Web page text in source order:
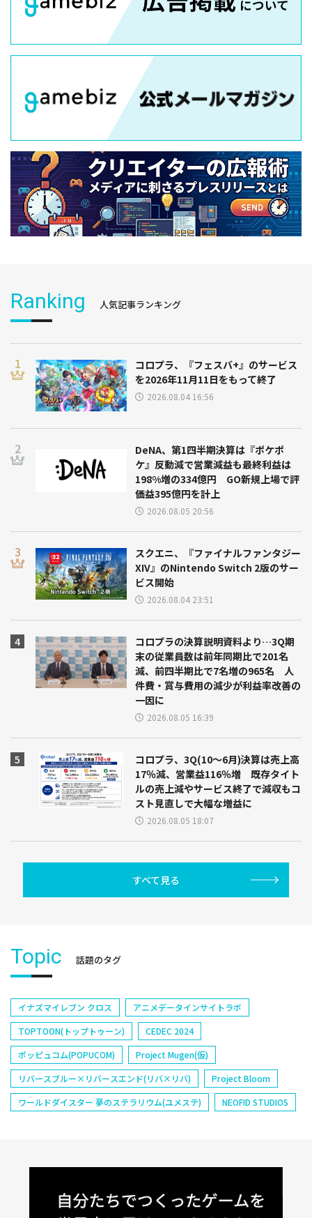
Ranking 人気記事ランキング
コロプラ、『フェスバ+』のサービス
を2026年11月11日をもって終了
2026.08.04 16:56
DeNA、第1四半期決算は『ポケポ
ケ』反動減で営業減益も最終利益は
198%増の334億円 GO新規上場で評
価益395億円を計上
2026.08.05 20:56
スクエニ、『ファイナルファンタジー
XIV』のNintendo Switch 2版のサー
ビス開始
2026.08.04 23:51
コロプラの決算説明資料より…3Q期
末の従業員数は前年同期比で201名
減、前四半期比で7名増の965名 人
件費・賞与費用の減少が利益率改善の
一因に
2026.08.05 16:39
コロプラ、3Q(10～6月)決算は売上高
17％減、営業益116％増 既存タイト
ルの売上減やサービス終了で減収もコ
スト見直しで大幅な増益に
2026.08.05 18:07
すべて見る
Topic 話題のタグ
イナズマイレブン クロス
アニメデータインサイトラボ
TOPTOON(トップトゥーン)
CEDEC 2024
ポッピュコム(POPUCOM)
Project Mugen(仮)
リバースブルー×リバースエンド(リバ×リバ)
Project Bloom
ワールドダイスター 夢のステラリウム(ユメステ)
NEOFID STUDIOS